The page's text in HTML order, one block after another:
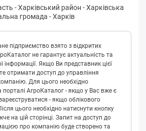
-Харківський район -Хapківськa
громада -Харків
підприємство взято з відкритих
не гарантує актуальність та
інформації. Якщо Ви представник цієї
отримати доступ до управління
Для цього необхідно
порталі АгроКаталог - якщо у Вас вже є
- якщо облікового
цього необхідно натиснути кнопку
на цій сторінці. Запит на доступ до
про компанію буде створено та